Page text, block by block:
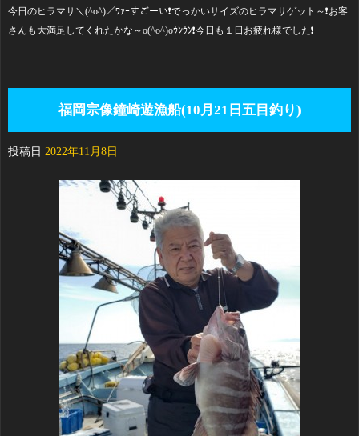
今日のヒラマサ＼(^o^)／ﾜｧｰすごーい❗でっかいサイズのヒラマサゲット～❗お客
さんも大満足してくれたかな～o(^o^)oｳﾝｳﾝ❗今日も１日お疲れ様でした❗
福岡宗像鐘崎遊漁船(10月21日五目釣り)
投稿日 2022年11月8日